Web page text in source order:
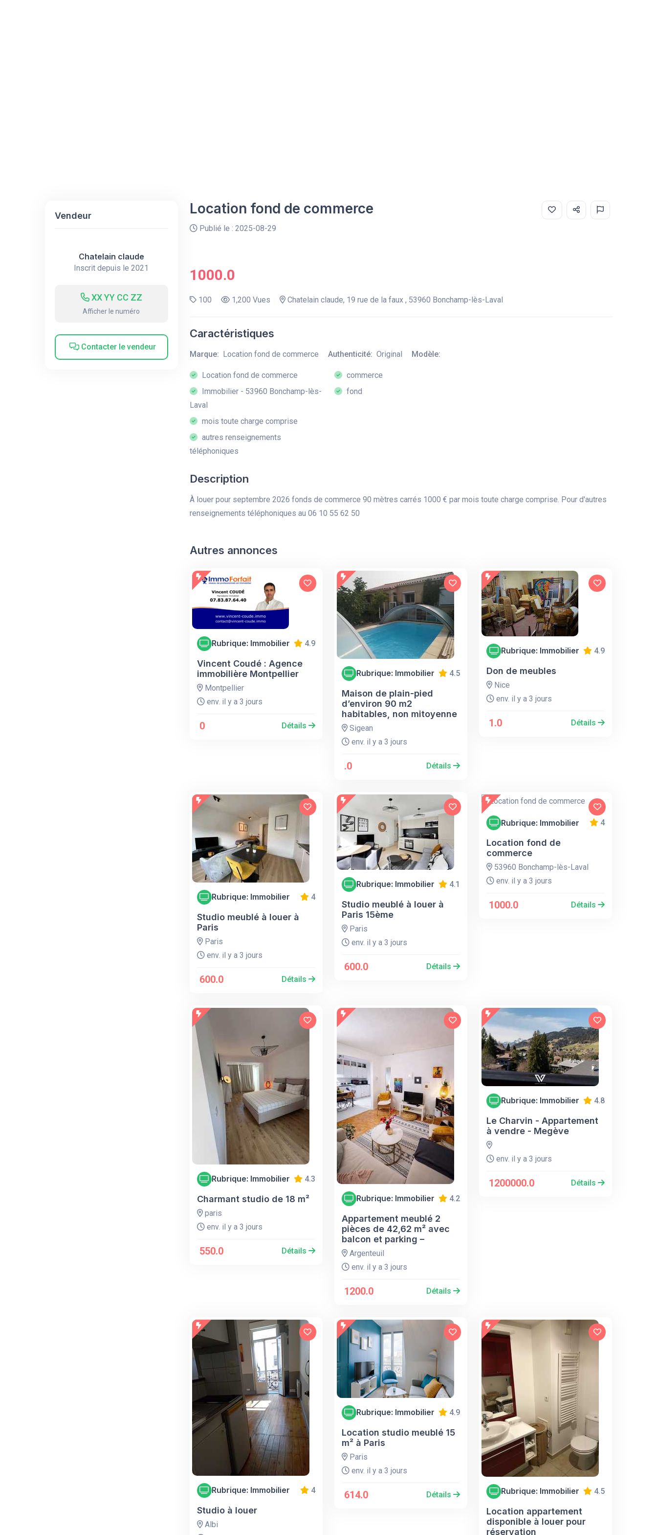
Vendeur
Chatelain claude
Inscrit depuis le 2021
XX YY CC ZZ
Afficher le numéro
Contacter le vendeur
Location fond de commerce
Publié le : 2025-08-29
1000.0
100 1,200 Vues Chatelain claude, 19 rue de la faux , 53960 Bonchamp-lès-Laval
Caractéristiques
Marque: Location fond de commerce Authenticité: Original Modèle:
Location fond de commerce
Immobilier - 53960 Bonchamp-lès-
Laval
mois toute charge comprise
autres renseignements
téléphoniques
commerce
fond
Description
À louer pour septembre 2026 fonds de commerce 90 mètres carrés 1000 € par mois toute charge comprise. Pour d'autres
renseignements téléphoniques au 06 10 55 62 50
Autres annonces
Rubrique: Immobilier 4.9
Vincent Coudé : Agence
immobilière Montpellier
Montpellier
env. il y a 3 jours
0 Détails
Rubrique: Immobilier 4.5
Maison de plain-pied
d’environ 90 m2
habitables, non mitoyenne
Sigean
env. il y a 3 jours
.0 Détails
Rubrique: Immobilier 4.9
Don de meubles
Nice
env. il y a 3 jours
1.0 Détails
Rubrique: Immobilier 4
Studio meublé à louer à
Paris
Paris
env. il y a 3 jours
600.0 Détails
Rubrique: Immobilier 4.1
Studio meublé à louer à
Paris 15ème
Paris
env. il y a 3 jours
600.0 Détails
Rubrique: Immobilier 4
Location fond de
commerce
53960 Bonchamp-lès-Laval
env. il y a 3 jours
1000.0 Détails
Rubrique: Immobilier 4.3
Charmant studio de 18 m²
paris
env. il y a 3 jours
550.0 Détails
Rubrique: Immobilier 4.2
Appartement meublé 2
pièces de 42,62 m² avec
balcon et parking –
Argenteuil
env. il y a 3 jours
1200.0 Détails
Rubrique: Immobilier 4.8
Le Charvin - Appartement
à vendre - Megève
env. il y a 3 jours
1200000.0 Détails
Rubrique: Immobilier 4
Studio à louer
Albi
Rubrique: Immobilier 4.9
Location studio meublé 15
m² à Paris
Paris
env. il y a 3 jours
614.0 Détails Rubrique: Immobilier 4.5
Location appartement
disponible à louer pour
réservation